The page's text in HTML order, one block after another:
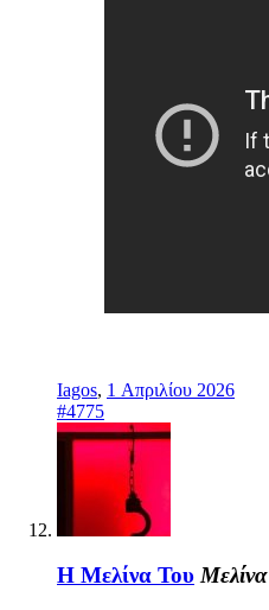
Iagos, 1 Απριλίου 2026
#4775
Η Μελίνα Του Μελίνα